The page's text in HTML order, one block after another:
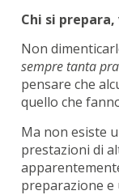
Chi si prepara,
Non
sempre tanta
pensare che
quello che
Ma non esiste
prestazioni di
preparazione e